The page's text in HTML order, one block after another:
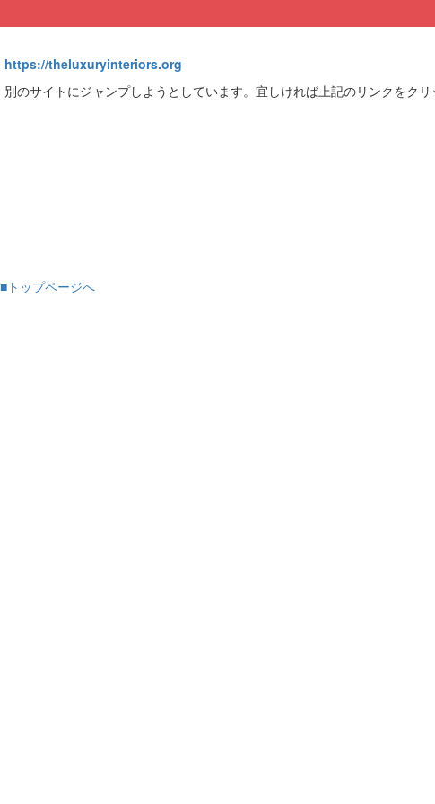
https://theluxuryinteriors.org
別のサイトにジャンプしようとしています。宜しければ上記のリンクをクリ
■トップページへ